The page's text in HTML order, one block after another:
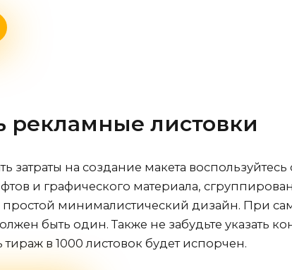
рекламные листовки
затраты на создание макета
и графического материала,
простой минималистический дизайн. При
быть один. Также не забудьте указать
в 1000 листовок будет испорчен.